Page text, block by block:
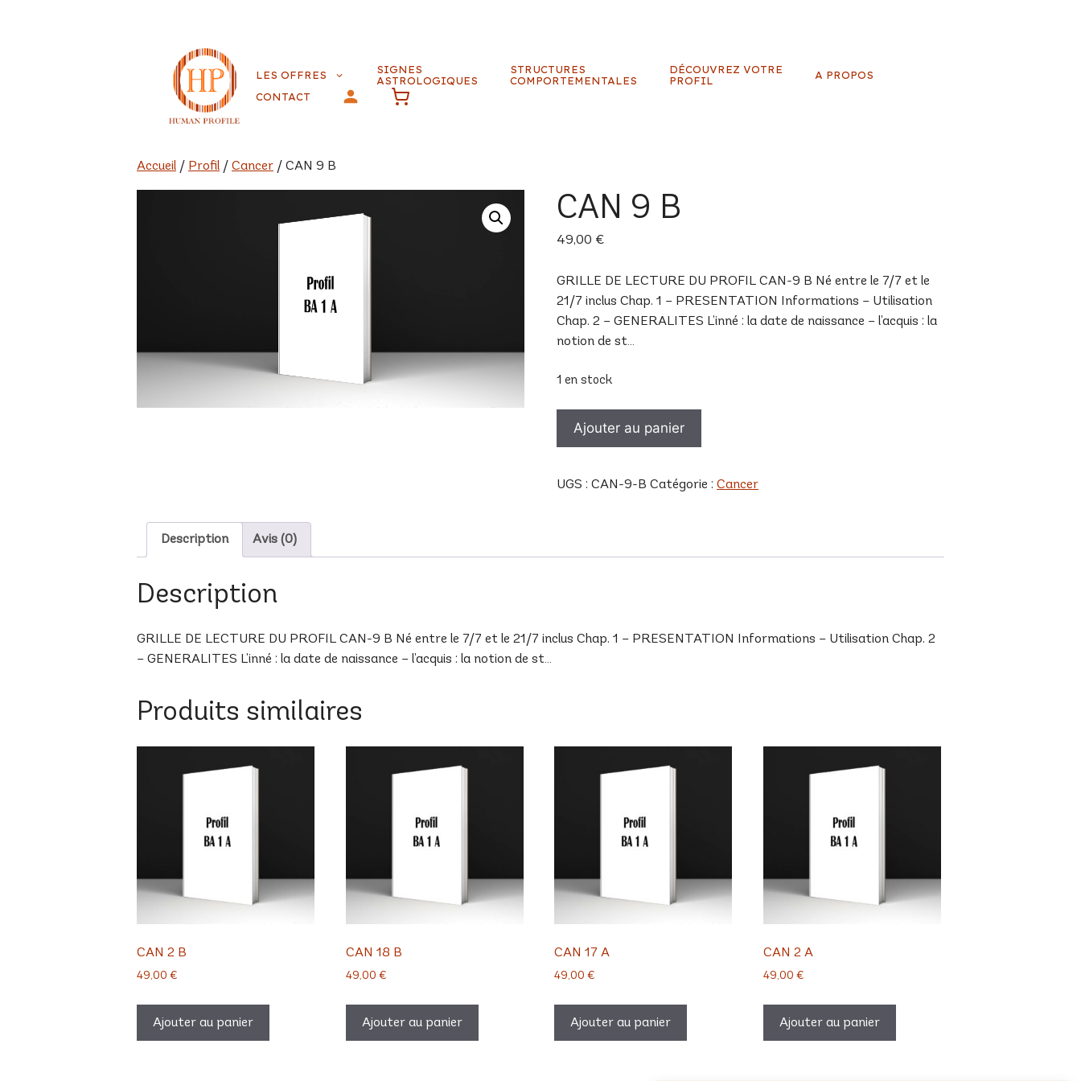
contenu
LES OFFRES
SIGNES
ASTROLOGIQUES
STRUCTURES
COMPORTEMENTALES
DÉCOUVREZ VOTRE
PROFIL
A PROPOS
CONTACT
Accueil / Profil / Cancer / CAN 9 B
CAN 9 B
49,00 €
GRILLE DE LECTURE DU PROFIL CAN-9 B Né entre le 7/7 et le
21/7 inclus Chap. 1 – PRESENTATION Informations – Utilisation
Chap. 2 – GENERALITES L’inné : la date de naissance – l’acquis : la
notion de st…
1 en stock
9
Ajouter au panier
UGS :CAN-9-B Catégorie :Cancer
Description Avis (0)
Description
GRILLE DE LECTURE DU PROFIL CAN-9 B Né entre le 7/7 et le 21/7 inclus Chap. 1 – PRESENTATION Informations – Utilisation Chap. 2
– GENERALITES L’inné : la date de naissance – l’acquis : la notion de st…
Produits similaires
CAN 2 B
49,00 €
Ajouter au panier
CAN 18 B
49,00 €
Ajouter au panier
CAN 17 A
49,00€
Ajouter au panier
CAN 2 A
49,00 €
Ajouter au panier